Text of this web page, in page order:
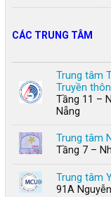
CÁC TRUNG TÂM
Trung tâm
Truyền
Tầng 11 –
Nẵng
Trung tâm
Tầng 7 –
Trung tâm
91A